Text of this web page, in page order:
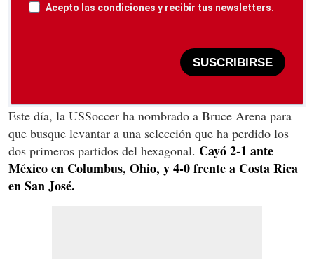
Acepto las condiciones y recibir tus newsletters.
SUSCRIBIRSE
Este día, la USSoccer ha nombrado a Bruce Arena para
que busque levantar a una selección que ha perdido los
dos primeros partidos del hexagonal. Cayó 2-1 ante
México en Columbus, Ohio, y 4-0 frente a Costa Rica
en San José.